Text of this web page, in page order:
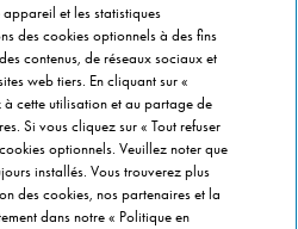
et les statistiques
des cookies optionnels à des fins
contenus, de réseaux sociaux et
web tiers. En cliquant sur «
à cette utilisation et au partage de
Si vous cliquez sur « Tout refuser
optionnels. Veuillez noter que
installés. Vous trouverez plus
des cookies, nos partenaires et la
dans notre « Politique en